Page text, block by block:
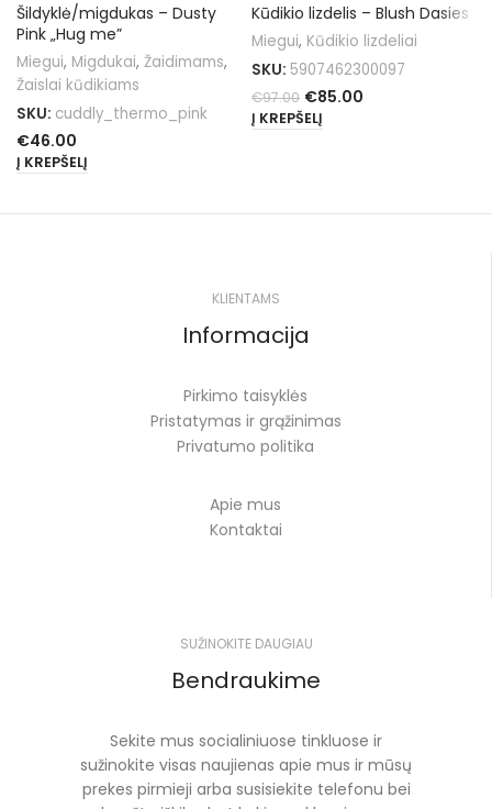
Šildyklė/migdukas – Dusty
Pink „Hug me”
Miegui, Migdukai, Žaidimams,
Žaislai kūdikiams
SKU: cuddly_thermo_pink
€46.00
Į KREPŠELĮ
Kūdikio lizdelis – Blush Dasies
Miegui, Kūdikio lizdeliai
SKU: 5907462300097
€97.00 €85.00
Į KREPŠELĮ
KLIENTAMS
Informacija
Pirkimo taisyklės
Pristatymas ir grąžinimas
Privatumo politika
Apie mus
Kontaktai
SUŽINOKITE DAUGIAU
Bendraukime
Sekite mus socialiniuose tinkluose ir
sužinokite visas naujienas apie mus ir mūsų
prekes pirmieji arba susisiekite telefonu bei